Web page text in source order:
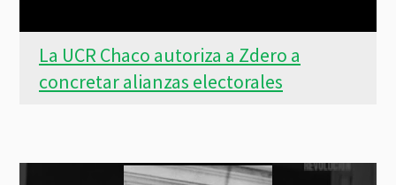
La UCR Chaco autoriza a Zdero a
concretar alianzas electorales